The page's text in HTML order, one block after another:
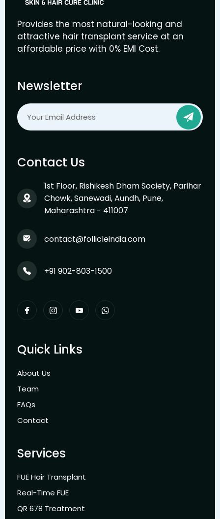
Provides the most natural-looking and
attractive hair transplant service at an
affordable price with 0% EMI Cost.
Newsletter
Contact Us
1st Floor, Rishikesh Dham Society, Parihar
Chowk, Sanewadi, Aundh, Pune,
Maharashtra - 411007
contact@follicleindia.com
+91 902-803-1500
Quick Links
About Us
Team
FAQs
Contact
Services
FUE Hair Transplant
Real-Time FUE
QR 678 Treatment